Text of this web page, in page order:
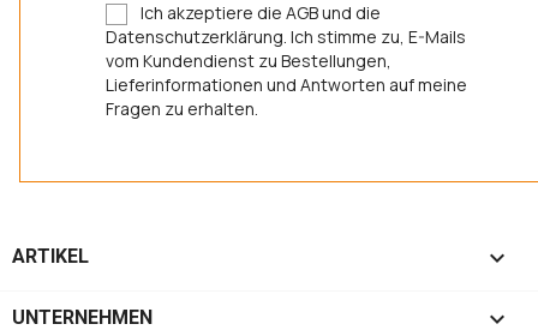
Ich akzeptiere die AGB und die
Datenschutzerklärung. Ich stimme zu, E-Mails
vom Kundendienst zu Bestellungen,
Lieferinformationen und Antworten auf meine
Fragen zu erhalten.
ARTIKEL 
UNTERNEHMEN 